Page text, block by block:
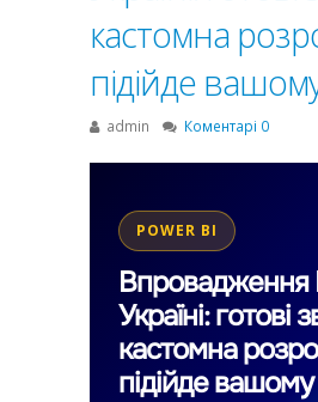
кастомна
підійде
admin Коментарі 0
POWER BI
Впровадження
Україні: готові
кастомна
підійде вашому